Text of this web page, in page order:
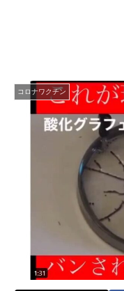
コロナワクチン